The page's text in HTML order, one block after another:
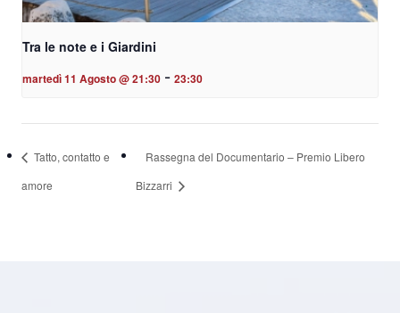
Tra le note e i Giardini
martedì 11 Agosto @ 21:30 - 23:30
Tatto, contatto e
amore
Rassegna del Documentario – Premio Libero
Bizzarri